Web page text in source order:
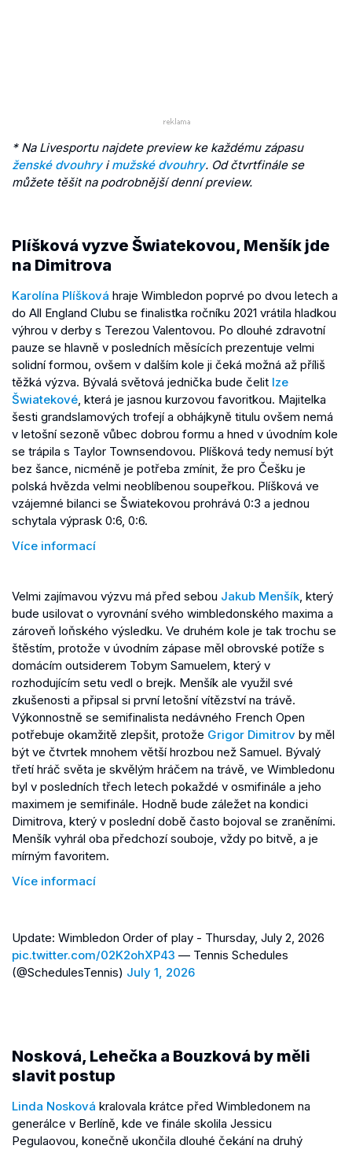
* Na Livesportu najdete preview ke každému zápasu
ženské dvouhryimužské dvouhry. Od čtvrtfinále se
můžete těšit na podrobnější denní preview.
Plíšková vyzve Šwiatekovou, Menšík jde
na Dimitrova
Karolína Plíšková hraje Wimbledon poprvé po dvou letech a
do All England Clubu se finalistka ročníku 2021 vrátila hladkou
výhrou v derby s Terezou Valentovou. Po dlouhé zdravotní
pauze se hlavně v posledních měsících prezentuje velmi
solidní formou, ovšem v dalším kole ji čeká možná až příliš
těžká výzva. Bývalá světová jednička bude čelit Ize
Šwiatekové, která je jasnou kurzovou favoritkou. Majitelka
šesti grandslamových trofejí a obhájkyně titulu ovšem nemá
v letošní sezoně vůbec dobrou formu a hned v úvodním kole
se trápila s Taylor Townsendovou. Plíšková tedy nemusí být
bez šance, nicméně je potřeba zmínit, že pro Češku je
polská hvězda velmi neoblíbenou soupeřkou. Plíšková ve
vzájemné bilanci se Šwiatekovou prohrává 0:3 a jednou
schytala výprask 0:6, 0:6.
Více informací
Velmi zajímavou výzvu má před sebou Jakub Menšík, který
bude usilovat o vyrovnání svého wimbledonského maxima a
zároveň loňského výsledku. Ve druhém kole je tak trochu se
štěstím, protože v úvodním zápase měl obrovské potíže s
domácím outsiderem Tobym Samuelem, který v
rozhodujícím setu vedl o brejk. Menšík ale využil své
zkušenosti a připsal si první letošní vítězství na trávě.
Výkonnostně se semifinalista nedávného French Open
potřebuje okamžitě zlepšit, protože Grigor Dimitrov by měl
být ve čtvrtek mnohem větší hrozbou než Samuel. Bývalý
třetí hráč světa je skvělým hráčem na trávě, ve Wimbledonu
byl v posledních třech letech pokaždé v osmifinále a jeho
maximem je semifinále. Hodně bude záležet na kondici
Dimitrova, který v poslední době často bojoval se zraněními.
Menšík vyhrál oba předchozí souboje, vždy po bitvě, a je
mírným favoritem.
Více informací
Update: Wimbledon Order of play - Thursday, July 2, 2026
pic.twitter.com/02K2ohXP43 — Tennis Schedules
(@SchedulesTennis) July 1, 2026
Nosková, Lehečka a Bouzková by měli
slavit postup
Linda Nosková kralovala krátce před Wimbledonem na
generálce v Berlíně, kde ve finále skolila Jessicu
Pegulaovou, konečně ukončila dlouhé čekání na druhý